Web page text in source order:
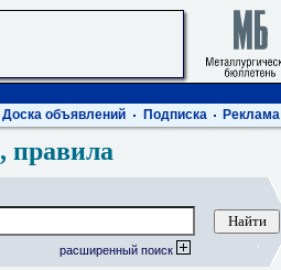
Доска объявлений Подписка Реклама
расширенный поиск